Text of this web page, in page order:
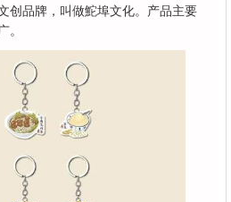
创品牌，叫做鮀埠文化。产品主要
。